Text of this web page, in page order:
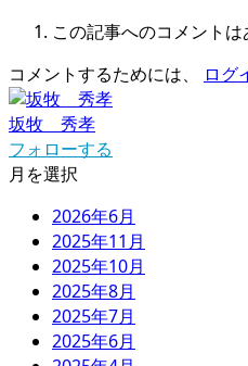
この記事へのコメントは
コメントするためには、
ログ
坂牧 秀孝
フォローする
月を選択
2026年6月
2025年11月
2025年10月
2025年8月
2025年7月
2025年6月